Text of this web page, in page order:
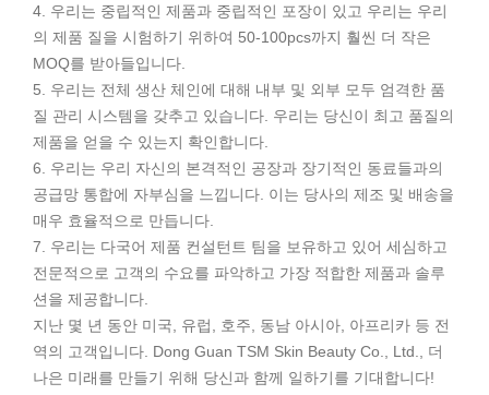
4. 우리는 중립적인 제품과 중립적인 포장이 있고 우리는 우리
의 제품 질을 시험하기 위하여 50-100pcs까지 훨씬 더 작은
MOQ를 받아들입니다.
5. 우리는 전체 생산 체인에 대해 내부 및 외부 모두 엄격한 품
질 관리 시스템을 갖추고 있습니다. 우리는 당신이 최고 품질의
제품을 얻을 수 있는지 확인합니다.
6. 우리는 우리 자신의 본격적인 공장과 장기적인 동료들과의
공급망 통합에 자부심을 느낍니다. 이는 당사의 제조 및 배송을
매우 효율적으로 만듭니다.
7. 우리는 다국어 제품 컨설턴트 팀을 보유하고 있어 세심하고
전문적으로 고객의 수요를 파악하고 가장 적합한 제품과 솔루
션을 제공합니다.
지난 몇 년 동안 미국, 유럽, 호주, 동남 아시아, 아프리카 등 전
역의 고객입니다. Dong Guan TSM Skin Beauty Co., Ltd., 더
나은 미래를 만들기 위해 당신과 함께 일하기를 기대합니다!